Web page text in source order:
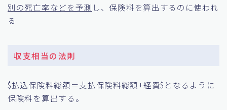
別の死亡率などを予測 し、保険料を算出するのに使われ
る
収支相当の法則
$払込保険料総額＝支払保険料総額+経費$となるように
保険料を算出する。